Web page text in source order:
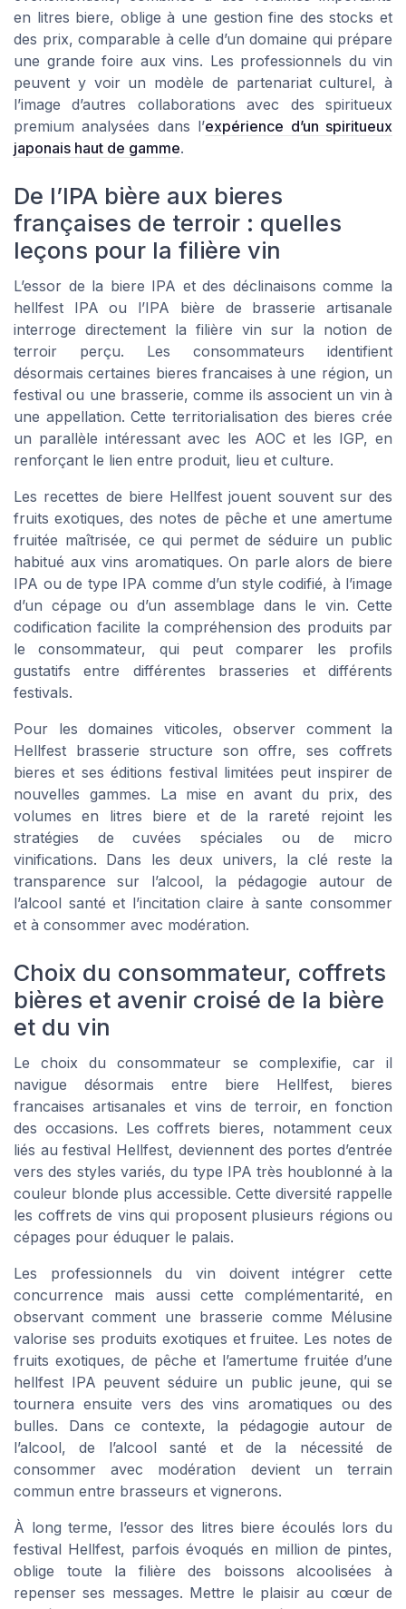
en litres biere, oblige à une gestion fine des stocks et
des prix, comparable à celle d’un domaine qui prépare
une grande foire aux vins. Les professionnels du vin
peuvent y voir un modèle de partenariat culturel, à
l’image d’autres collaborations avec des spiritueux
premium analysées dans l’expérience d’un spiritueux
japonais haut de gamme.
De l’IPA bière aux bieres
françaises de terroir : quelles
leçons pour la filière vin
L’essor de la biere IPA et des déclinaisons comme la
hellfest IPA ou l’IPA bière de brasserie artisanale
interroge directement la filière vin sur la notion de
terroir perçu. Les consommateurs identifient
désormais certaines bieres francaises à une région, un
festival ou une brasserie, comme ils associent un vin à
une appellation. Cette territorialisation des bieres crée
un parallèle intéressant avec les AOC et les IGP, en
renforçant le lien entre produit, lieu et culture.
Les recettes de biere Hellfest jouent souvent sur des
fruits exotiques, des notes de pêche et une amertume
fruitée maîtrisée, ce qui permet de séduire un public
habitué aux vins aromatiques. On parle alors de biere
IPA ou de type IPA comme d’un style codifié, à l’image
d’un cépage ou d’un assemblage dans le vin. Cette
codification facilite la compréhension des produits par
le consommateur, qui peut comparer les profils
gustatifs entre différentes brasseries et différents
festivals.
Pour les domaines viticoles, observer comment la
Hellfest brasserie structure son offre, ses coffrets
bieres et ses éditions festival limitées peut inspirer de
nouvelles gammes. La mise en avant du prix, des
volumes en litres biere et de la rareté rejoint les
stratégies de cuvées spéciales ou de micro
vinifications. Dans les deux univers, la clé reste la
transparence sur l’alcool, la pédagogie autour de
l’alcool santé et l’incitation claire à sante consommer
et à consommer avec modération.
Choix du consommateur, coffrets
bières et avenir croisé de la bière
et du vin
Le choix du consommateur se complexifie, car il
navigue désormais entre biere Hellfest, bieres
francaises artisanales et vins de terroir, en fonction
des occasions. Les coffrets bieres, notamment ceux
liés au festival Hellfest, deviennent des portes d’entrée
vers des styles variés, du type IPA très houblonné à la
couleur blonde plus accessible. Cette diversité rappelle
les coffrets de vins qui proposent plusieurs régions ou
cépages pour éduquer le palais.
Les professionnels du vin doivent intégrer cette
concurrence mais aussi cette complémentarité, en
observant comment une brasserie comme Mélusine
valorise ses produits exotiques et fruitee. Les notes de
fruits exotiques, de pêche et l’amertume fruitée d’une
hellfest IPA peuvent séduire un public jeune, qui se
tournera ensuite vers des vins aromatiques ou des
bulles. Dans ce contexte, la pédagogie autour de
l’alcool, de l’alcool santé et de la nécessité de
consommer avec modération devient un terrain
commun entre brasseurs et vignerons.
À long terme, l’essor des litres biere écoulés lors du
festival Hellfest, parfois évoqués en million de pintes,
oblige toute la filière des boissons alcoolisées à
repenser ses messages. Mettre le plaisir au cœur de